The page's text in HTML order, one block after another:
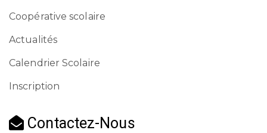
Coopérative scolaire
Actualités
Calendrier Scolaire
Inscription
Contactez-Nous